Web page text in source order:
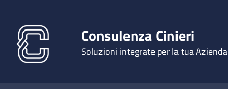
Consulenza Cinieri
Soluzioni integrate per la tua Azienda